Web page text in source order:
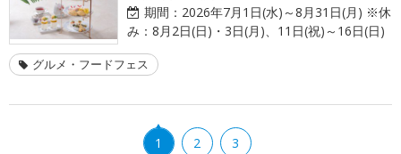
期間： 2026年7月1日(水)～8月31日(月) ※休
み：8月2日(日)・3日(月)、11日(祝)～16日(日)
グルメ・フードフェス
1 2 3